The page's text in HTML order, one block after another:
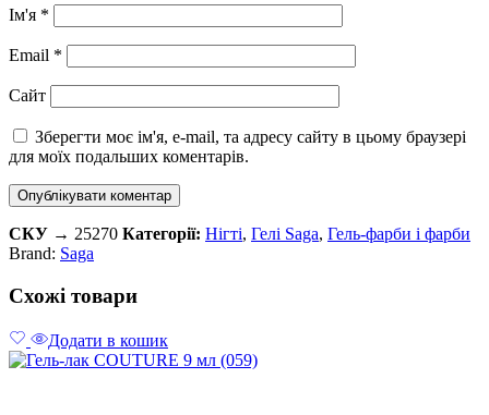
Ім'я *
Email *
Сайт
Зберегти моє ім'я, e-mail, та адресу сайту в цьому браузері
для моїх подальших коментарів.
СКУ → 25270 Категорії: Нігті, Гелі Saga, Гель-фарби і фарби
Brand: Saga
Схожі товари
Додати в кошик